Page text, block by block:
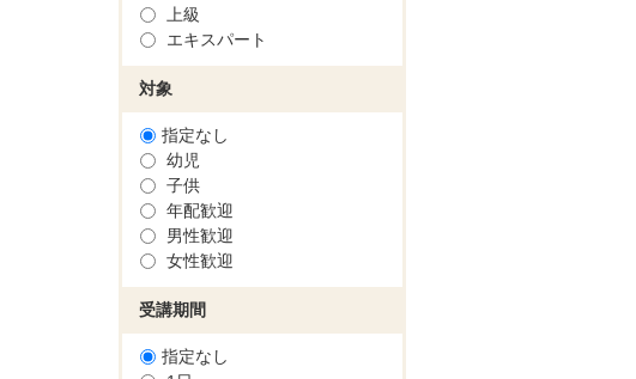
上級
エキスパート
対象
指定なし
幼児
子供
年配歓迎
男性歓迎
女性歓迎
受講期間
指定なし